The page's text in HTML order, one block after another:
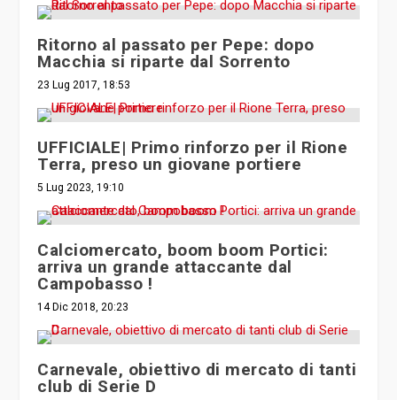
Ritorno al passato per Pepe: dopo
Macchia si riparte dal Sorrento
23 Lug 2017, 18:53
UFFICIALE| Primo rinforzo per il Rione
Terra, preso un giovane portiere
5 Lug 2023, 19:10
Calciomercato, boom boom Portici:
arriva un grande attaccante dal
Campobasso !
14 Dic 2018, 20:23
Carnevale, obiettivo di mercato di tanti
club di Serie D